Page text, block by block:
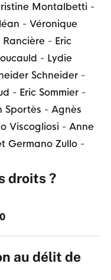
Montalbetti -
- Véronique
- Eric
- Lydie
Schneider -
- Eric Sommier -
Sportès - Agnès
Viscogliosi - Anne
Germano Zullo -
droits ?
au délit de